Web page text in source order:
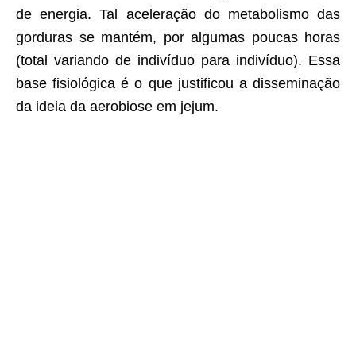
de energia. Tal aceleração do metabolismo das
gorduras se mantém, por algumas poucas horas
(total variando de indivíduo para indivíduo). Essa
base fisiológica é o que justificou a disseminação
da ideia da aerobiose em jejum.